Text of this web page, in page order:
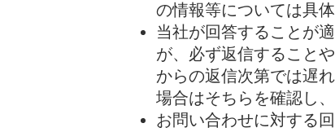
の情報等については具
当社が回答することが
が、必ず返信すること
からの返信次第では遅
場合はそちらを確認し
お問い合わせに対する